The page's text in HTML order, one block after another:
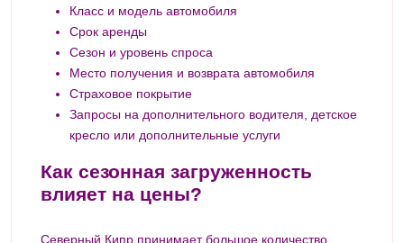
Класс и модель автомобиля
Срок аренды
Сезон и уровень спроса
Место получения и возврата автомобиля
Страховое покрытие
Запросы на дополнительного водителя, детское
кресло или дополнительные услуги
Как сезонная загруженность
влияет на цены?
Северный Кипр принимает большое количество